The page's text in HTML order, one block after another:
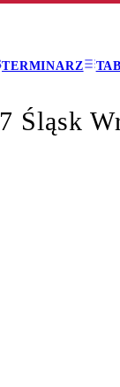
TERMINARZ
Śląsk